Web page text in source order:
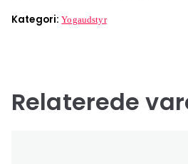
Kategori:Yogaudstyr
Relaterede